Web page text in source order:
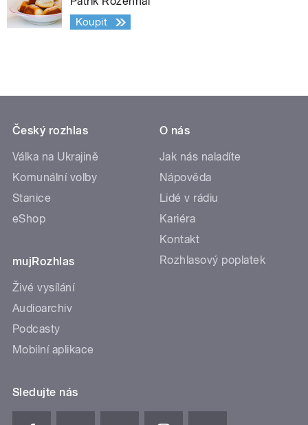
Koupit
Český rozhlas
Válka na Ukrajině
Komunální volby
Stanice
eShop
mujRozhlas
Živé vysílání
Audioarchiv
Podcasty
Mobilní aplikace
O nás
Jak nás naladíte
Nápověda
Lidé v rádiu
Kariéra
Kontakt
Rozhlasový poplatek
Sledujte nás